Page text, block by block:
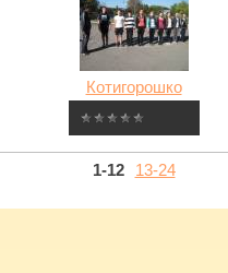
Котигорошко
1-12 13-24